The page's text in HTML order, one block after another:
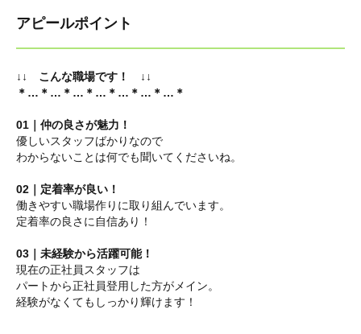
アピールポイント
↓↓ こんな職場です！ ↓↓
＊…＊…＊…＊…＊…＊…＊…＊
01｜仲の良さが魅力！
優しいスタッフばかりなので
わからないことは何でも聞いてくださいね。
02｜定着率が良い！
働きやすい職場作りに取り組んでいます。
定着率の良さに自信あり！
03｜未経験から活躍可能！
現在の正社員スタッフは
パートから正社員登用した方がメイン。
経験がなくてもしっかり輝けます！